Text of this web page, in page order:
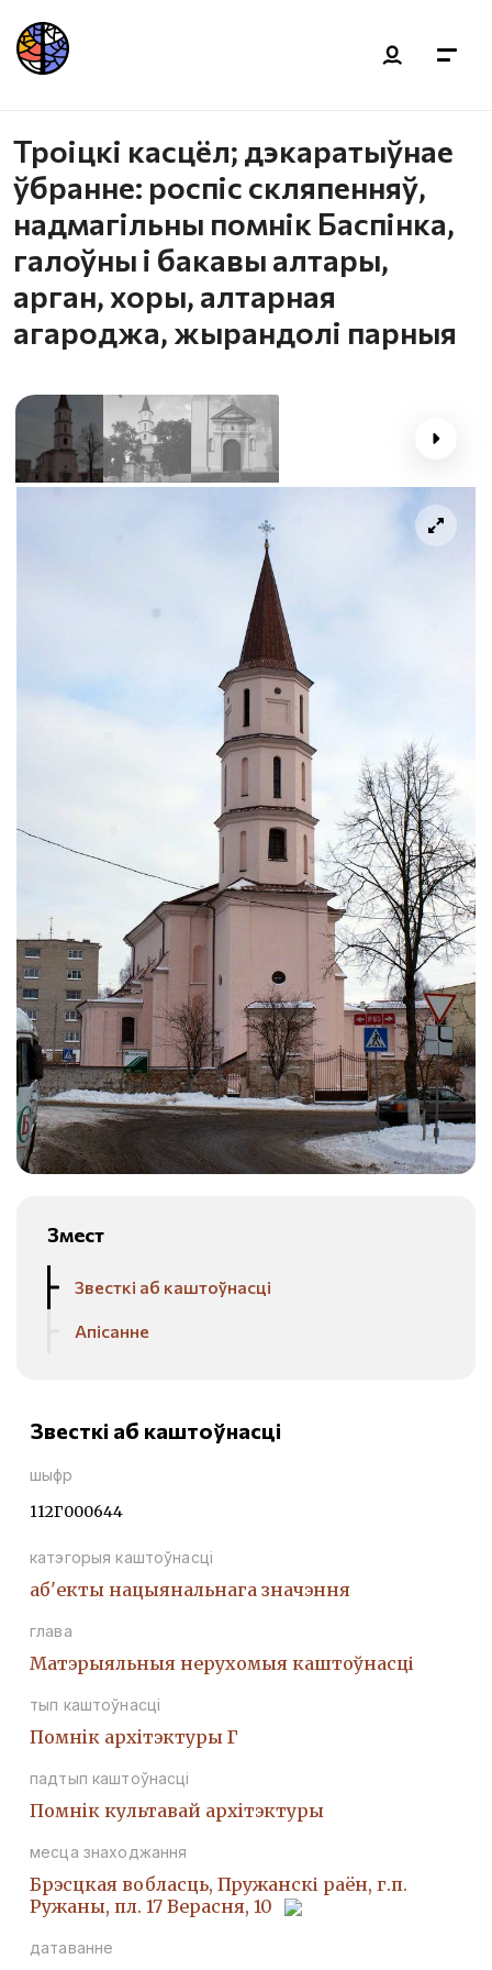
Троіцкі касцёл; дэкаратыўнае
ўбранне: роспіс скляпенняў,
надмагільны помнік Баспінка,
галоўны і бакавы алтары,
арган, хоры, алтарная
агароджа, жырандолі парныя
Змест
Звесткі аб каштоўнасці
Апісанне
Звесткі аб каштоўнасці
шыфр
112Г000644
катэгорыя каштоўнасці
аб'екты нацыянальнага значэння
глава
Матэрыяльныя нерухомыя каштоўнасці
тып каштоўнасці
Помнiк архiтэктуры Г
падтып каштоўнасці
Помнiк культавай архiтэктуры
месца знаходжання
Брэсцкая вобласць, Пружанскі раён, г.п.
Ружаны, пл. 17 Верасня, 10
датаванне